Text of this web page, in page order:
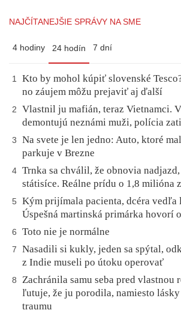
NAJČÍTANEJŠIE SPRÁVY NA SME
4 hodiny 24 hodín 7 dní
1
Kto by mohol kúpiť slovenské
no záujem môžu prejaviť aj ďalší
2
Vlastnil ju mafián, teraz Vietnamci.
demontujú neznámi muži, polícia
3
Na svete je len jedno: Auto, ktoré
parkuje v Brezne
4 Trnka sa chválil, že obnovia
státisíce. Reálne prídu o 1,8 milióna
5
Kým prijímala pacienta, dcéra vedľa
Úspešná martinská primárka hovorí
6 Toto nie je normálne
7
Nasadili si kukly, jeden sa spýtal,
z Indie museli po útoku operovať
8
Zachránila samu seba pred vlastnou
ľutuje, že ju porodila, namiesto lásky
traumu